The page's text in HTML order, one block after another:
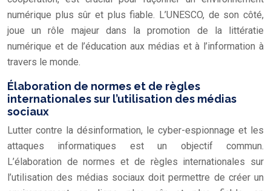
numérique plus sûr et plus fiable. L’UNESCO, de son côté,
joue un rôle majeur dans la promotion de la littératie
numérique et de l’éducation aux médias et à l’information à
travers le monde.
Élaboration de normes et de règles
internationales sur l’utilisation des médias
sociaux
Lutter contre la désinformation, le cyber-espionnage et les
attaques informatiques est un objectif commun.
L’élaboration de normes et de règles internationales sur
l’utilisation des médias sociaux doit permettre de créer un